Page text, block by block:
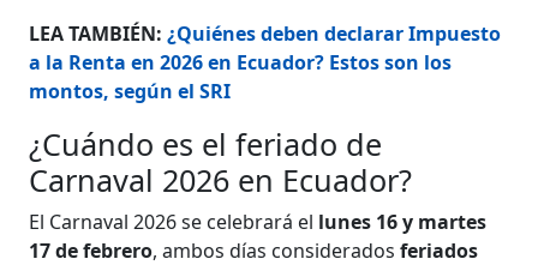
LEA TAMBIÉN: ¿Quiénes deben declarar Impuesto
a la Renta en 2026 en Ecuador? Estos son los
montos, según el SRI
¿Cuándo es el feriado de
Carnaval 2026 en Ecuador?
El Carnaval 2026 se celebrará el lunes 16 y martes
17 de febrero, ambos días consideradosferiados